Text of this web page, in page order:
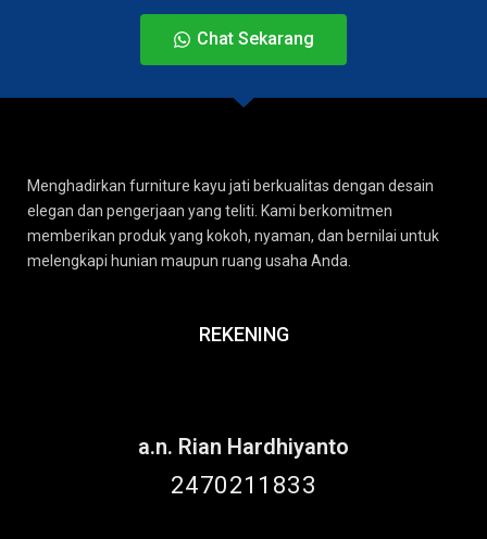
Chat Sekarang
Menghadirkan furniture kayu jati berkualitas dengan desain
elegan dan pengerjaan yang teliti. Kami berkomitmen
memberikan produk yang kokoh, nyaman, dan bernilai untuk
melengkapi hunian maupun ruang usaha Anda.
REKENING
a.n. Rian Hardhiyanto
2470211833